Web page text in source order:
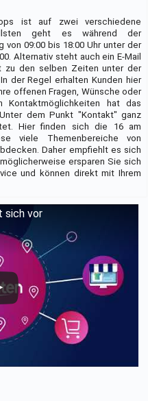
ist auf zwei verschiedene
geht es während der
09:00 bis 18:00 Uhr unter der
Alternativ steht auch ein E-Mail
zu den selben Zeiten unter der
der Regel erhalten Kunden hier
offenen Fragen, Wünsche oder
Kontaktmöglichkeiten hat das
dem Punkt "Kontakt" ganz
Hier finden sich die 16 am
viele Themenbereiche von
Daher empfiehlt es sich
ersparen Sie sich
und können direkt mit Ihrem
sich vor